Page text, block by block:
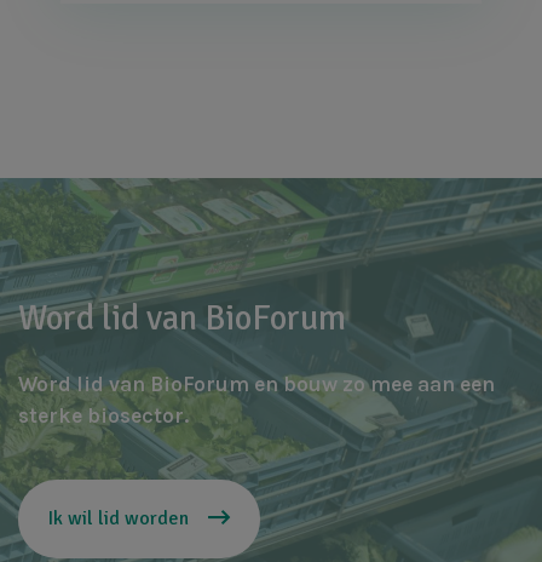
Word lid van BioForum
Word lid van BioForum en bouw zo mee aan een
sterke biosector.
Ik wil lid worden